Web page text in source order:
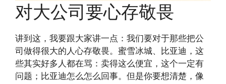
对大公司要心存敬畏
讲到这，我要跟大家讲一点：我们要对于那些把公
司做得很大的人心存敬畏。蜜雪冰城、比亚迪，这
些其实好多人都在骂：卖得这么便宜，这个一定有
问题；比亚迪怎么怎么回事。但是你要想清楚，像